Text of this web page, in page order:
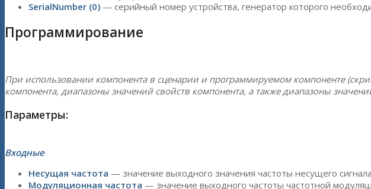
SerialNumber (0) — серийный номер устройства, генератор которого
Программирование
При использовании компонента в сценарии и программируемом компоненте
компонента, диапазоны значений свойств компонента, а также диапазоны
Параметры:
Входные
Несущая частота — значение выходного значения частоты несущего
Модуляционная частота — значение выходного частоты частотной